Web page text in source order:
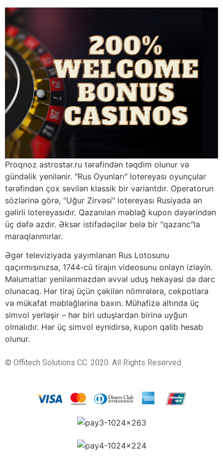
Proqnoz astrostar.ru tərəfindən təqdim olunur və
gündəlik yenilənir. "Rus Oyunları" lotereyası oyunçular
tərəfindən çox sevilən klassik bir variantdır. Operatorun
sözlərinə görə, "Uğur Zirvəsi" lotereyası Rusiyada ən
gəlirli lotereyasıdır. Qazanılan məbləğ kupon dəyərindən
üç dəfə azdır. Əksər istifadəçilər belə bir "qazanc"la
maraqlanmırlar.
Əgər televiziyada yayımlanan Rus Lotosunu
qaçırmısınızsa, 1744-cü tirajın videosunu onlayn izləyin.
Məlumatlar yenilənməzdən əvvəl uduş hekayəsi də dərc
olunacaq. Hər tiraj üçün çəkilən nömrələrə, cekpotlara
və mükafat məbləğlərinə baxın. Mühafizə altında üç
simvol yerləşir – hər biri uduşlardan birinə uyğun
olmalıdır. Hər üç simvol eynidirsə, kupon qalib hesab
olunur.
© Offitech Solutions CC. 2020. All Rights Reserved